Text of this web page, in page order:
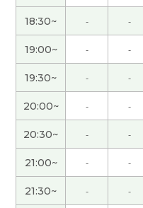
日本春天越来越短。
吧。( 男性 )
嗯，真的好久没见了
你的名字哦。 今天我
止你的妻子来办公室”
谢谢您的课。看见您
吉他也开心。没有您
看见您、一边练习了
中文考试、我会坚持学
18:30~ - -
19:00~ - -
19:30~ - -
20:00~ - -
20:30~ - -
21:00~ - -
21:30~ - -